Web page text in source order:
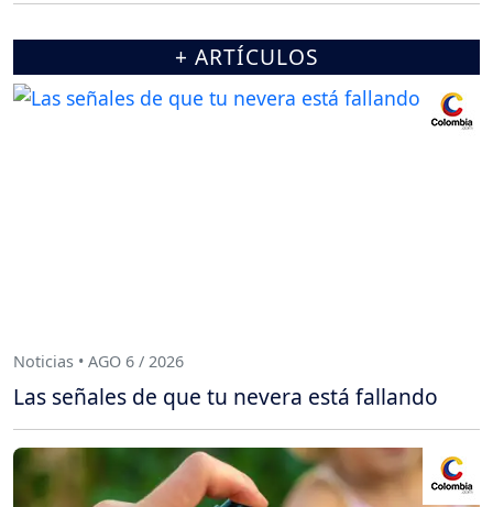
+ ARTÍCULOS
Noticias • AGO 6 / 2026
Las señales de que tu nevera está fallando